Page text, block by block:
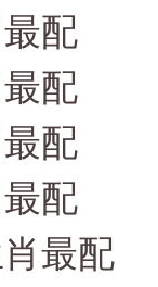
配
配
配
配
最配